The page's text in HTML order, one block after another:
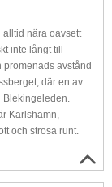
alltid nära oavsett
inte långt till
promenads avstånd
där en av
Karlshamn,
och strosa runt.